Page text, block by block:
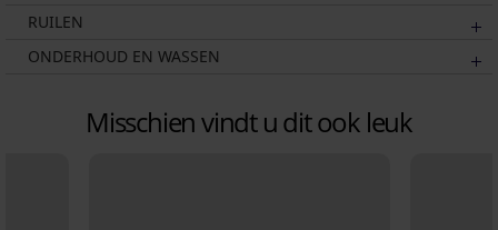
RUILEN
ONDERHOUD EN WASSEN
Misschien vindt u dit ook leuk